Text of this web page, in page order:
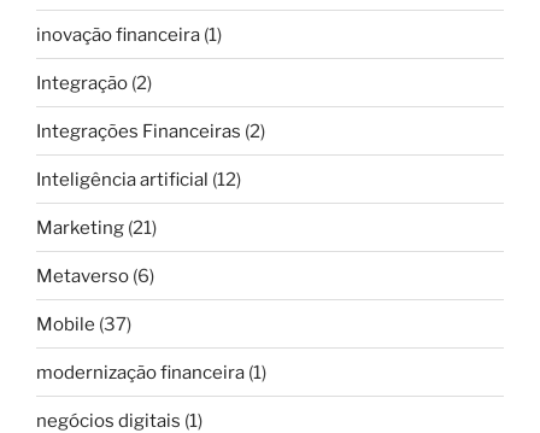
inovação financeira (1)
Integração (2)
Integrações Financeiras (2)
Inteligência artificial (12)
Marketing (21)
Metaverso (6)
Mobile (37)
modernização financeira (1)
negócios digitais (1)